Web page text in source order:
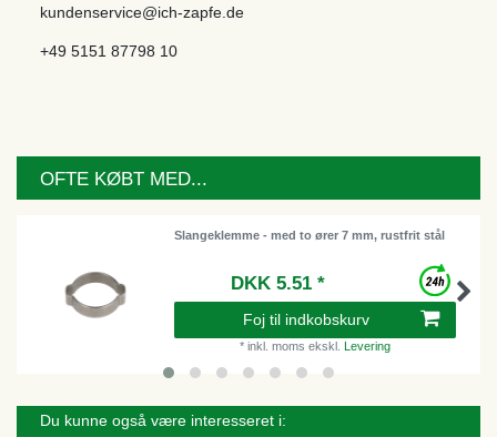
kundenservice@ich-zapfe.de
+49 5151 87798 10
OFTE KØBT MED...
Slangeklemme - med to ører 7 mm, rustfrit stål
DKK 5.51 *
Foj til indkobskurv
* inkl. moms ekskl. Levering
Du kunne også være interesseret i: